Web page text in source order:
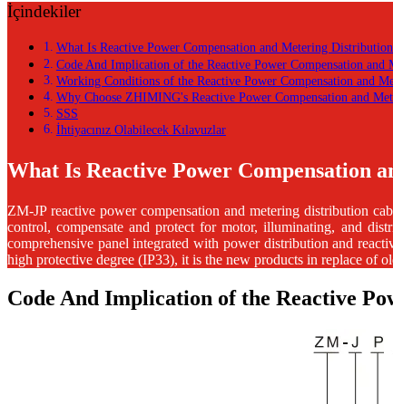
İçindekiler
What Is Reactive Power Compensation and Metering
Code And Implication of the Reactive Power Compensation
Working Conditions of the Reactive Power Compensation and
Why Choose ZHIMING's Reactive Power Compensation and
SSS
İhtiyacınız Olabilecek Kılavuzlar
What Is Reactive Power Compensation
ZM-JP reactive power compensation and metering distribution
control, compensate and protect for motor, illuminating, and
comprehensive panel integrated with power distribution and
high protective degree (IP33), it is the new products in replace of
Code And Implication of the Reactive